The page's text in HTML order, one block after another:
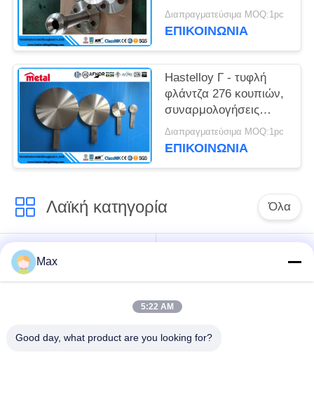
κραμάτων νικελίου
Nipoflange
Διαπραγματεύσιμα MOQ:1pc
ΕΠΙΚΟΙΝΩΝΊΑ
Hastelloy Γ - τυφλή
φλάντζα 276 κουπιών,
συναρμολογήσεις
χάλυβα ASME B16 5
σωλήνες και
Διαπραγματεύσιμα MOQ:1pc
ΕΠΙΚΟΙΝΩΝΊΑ
Λαϊκή κατηγορία Όλα
Σωλήνας κραμάτων
νικελίου
ανοξείδωτου
σωλήνας
ντυμένος σωλήνας
Max
5:22 AM
Good day, what product are you looking for?